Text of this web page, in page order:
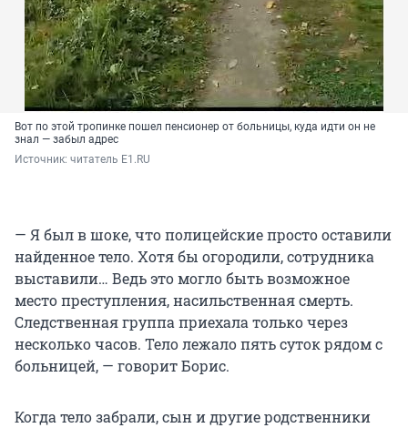
Вот по этой тропинке пошел пенсионер от больницы, куда идти он не
знал — забыл адрес
Источник: читатель Е1.RU
— Я был в шоке, что полицейские просто оставили
найденное тело. Хотя бы огородили, сотрудника
выставили… Ведь это могло быть возможное
место преступления, насильственная смерть.
Следственная группа приехала только через
несколько часов. Тело лежало пять суток рядом с
больницей, — говорит Борис.
Когда тело забрали, сын и другие родственники